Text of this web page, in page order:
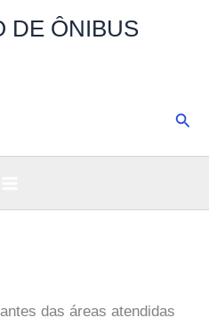
DE ÔNIBUS
das áreas atendidas